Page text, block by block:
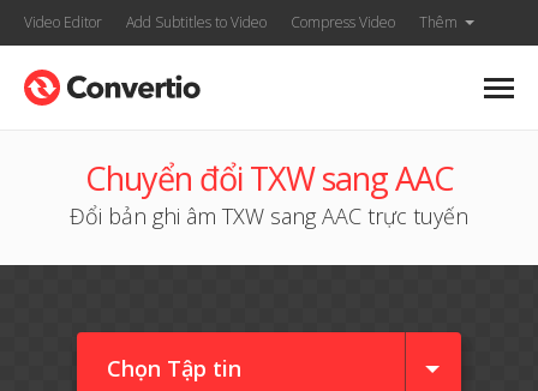
Video Editor Add Subtitles to Video Compress Video Thêm
Chuyển đổi TXW sang AAC
Đổi bản ghi âm TXW sang AAC trực tuyến
Chọn Tập tin